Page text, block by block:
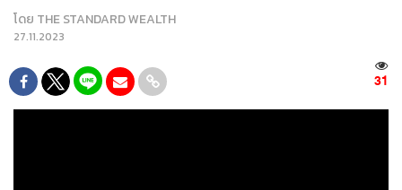
โดย THE STANDARD WEALTH
27.11.2023
31